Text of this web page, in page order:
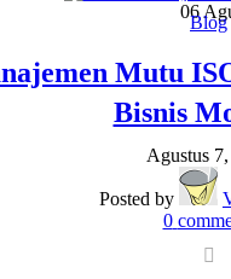
06
Blog
Mutu
Bisnis
Agustus
Posted by
0